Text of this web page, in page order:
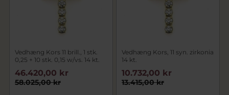
Vedhæng Kors 11 brill., 1 stk.
0,25 + 10 stk. 0,15 w/vs. 14 kt.
58.025,00 kr
46.420,00 kr
Vedhæng Kors, 11 syn. zirkonia
14 kt.
13.415,00 kr
10.732,00 kr